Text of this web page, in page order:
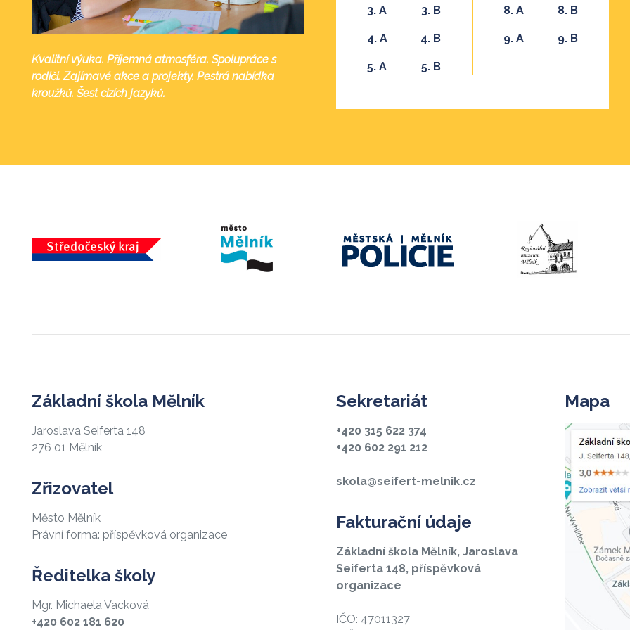
Kvalitní výuka. Příjemná atmosféra. Spolupráce s
rodiči. Zajímavé akce a projekty. Pestrá nabídka
kroužků. Šest cizích jazyků.
3. A 3. B
4. A 4. B
5. A 5. B
8. A 8. B
9. A 9. B
Základní škola Mělník
Jaroslava Seiferta 148
276 01 Mělník
Zřizovatel
Město Mělník
Právní forma: příspěvková organizace
Ředitelka školy
Mgr. Michaela Vacková
+420 602 181 620
Sekretariát
+420 315 622 374
+420 602 291 212
skola@seifert-melnik.cz
Fakturační údaje
Základní škola Mělník, Jaroslava
Seiferta 148, příspěvková
organizace
IČO: 47011327
Mapa